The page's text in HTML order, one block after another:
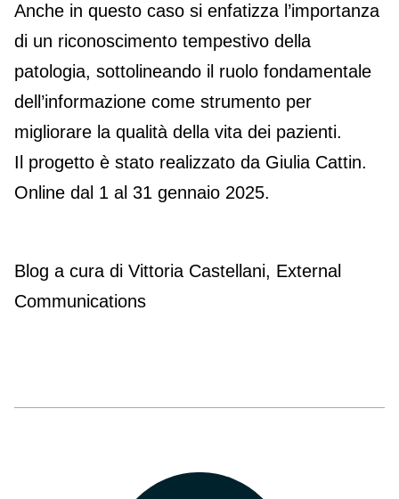
Anche in questo caso si enfatizza l’importanza
di un riconoscimento tempestivo della
patologia, sottolineando il ruolo fondamentale
dell’informazione come strumento per
migliorare la qualità della vita dei pazienti.
Il progetto è stato realizzato da Giulia Cattin.
Online dal 1 al 31 gennaio 2025.
Blog a cura di Vittoria Castellani, External
Communications